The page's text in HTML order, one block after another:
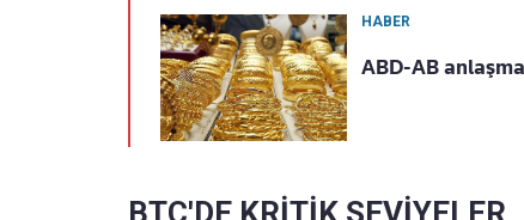
HABER
ABD-AB